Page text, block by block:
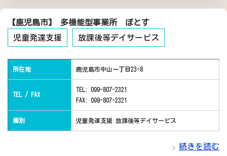
【鹿児島市】 多機能型事業所 ぽとす
児童発達支援
放課後等デイサービス
所在地 鹿児島市中山一丁目23-8
TEL / FAX
TEL: 099-807-2321
FAX: 099-807-2321
種別 児童発達支援 放課後等デイサービス
続きを読む